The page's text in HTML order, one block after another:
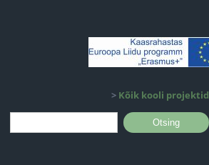
> Kõik kooli projektid
Otsinguvorm
Otsing